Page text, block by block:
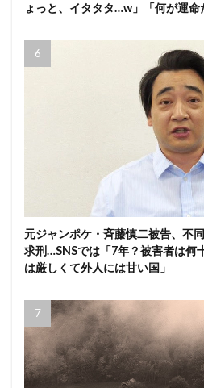
ょっと、イタタタ…w」「何が運命
元ジャンポケ・斉藤慎二被告、不
求刑…SNSでは「7年？被害者は何
は厳しくて外人には甘い国」